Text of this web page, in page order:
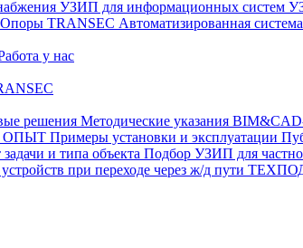
УЗИП для информационных систем
Опоры TRANSEC Автоматизированная
у нас
решения Методические указания
ОПЫТ Примеры установки и эксплуатации
и типа объекта Подбор УЗИП для
при переходе через ж/д пути